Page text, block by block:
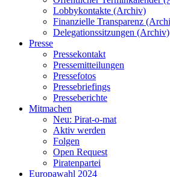
Lobbykontakte (Archiv)
Finanzielle Transparenz
Delegationssitzungen (Archiv)
Presse
Pressekontakt
Pressemitteilungen
Pressefotos
Pressebriefings
Presseberichte
Mitmachen
Neu: Pirat-o-mat
Aktiv werden
Folgen
Open Request
Piratenpartei
Europawahl 2024